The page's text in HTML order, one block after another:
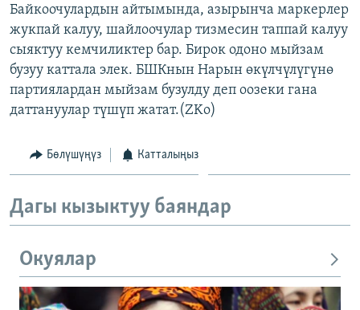
Байкоочулардын айтымында, азырынча маркерлер
жукпай калуу, шайлоочулар тизмесин таппай калуу
сыяктуу кемчиликтер бар. Бирок одоно мыйзам
бузуу каттала элек. БШКнын Нарын өкүлчүлүгүнө
партиялардан мыйзам бузулду деп оозеки гана
даттануулар түшүп жатат.(ZKo)
Бөлүшүңүз Катталыңыз
Дагы кызыктуу баяндар
Окуялар